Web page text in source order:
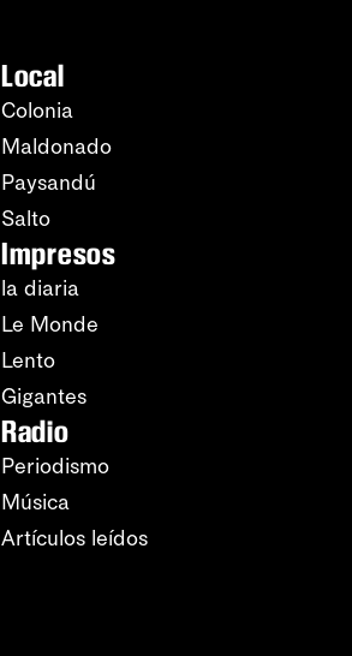
Local
Colonia
Maldonado
Paysandú
Salto
Impresos
la diaria
Le Monde
Lento
Gigantes
Radio
Periodismo
Música
Artículos leídos